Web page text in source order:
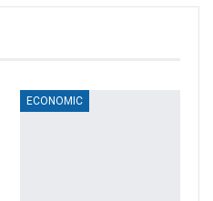
ECONOMIC